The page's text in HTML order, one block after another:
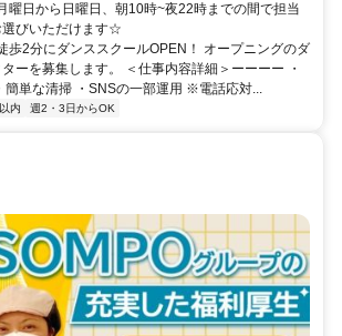
曜日から日曜日、朝10時~夜22時までの間で担当
びいただけます☆
歩2分にダンススクールOPEN！ オープニングのダ
ーを募集します。 ＜仕事内容詳細＞ーーーー ・
簡単な清掃 ・SNSの一部運用 ※電話応対...
内 週2・3日からOK